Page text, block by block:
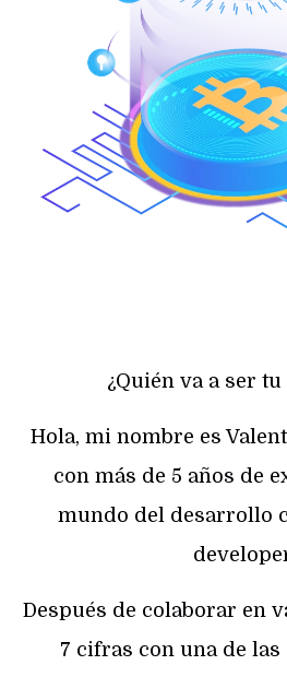
¿Quién va a ser
Hola, mi nombre es
con más de 5 años de
mundo del desarrollo
Después de colaborar en
7 cifras con una de las